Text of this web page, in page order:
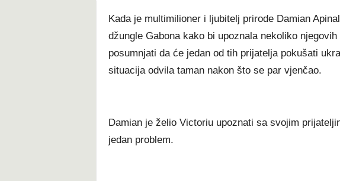
Kada je multimilioner i ljubitelj prirode Damian
džungle Gabona kako bi upoznala nekoliko
posumnjati da će jedan od tih prijatelja pokušati
situacija odvila taman nakon što se par vjenčao.
Damian je želio Victoriu upoznati sa svojim
jedan problem.